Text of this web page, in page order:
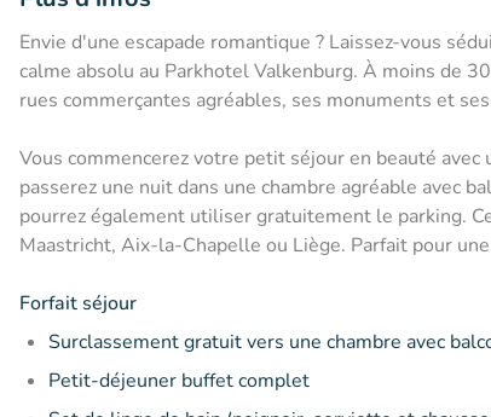
Envie d'une escapade romantique ? Laissez-vous
calme absolu au Parkhotel Valkenburg. À moins de
rues commerçantes agréables, ses monuments et
Vous commencerez votre petit séjour en beauté
passerez une nuit dans une chambre agréable avec
pourrez également utiliser gratuitement le parking.
Maastricht, Aix-la-Chapelle ou Liège. Parfait pour
Forfait séjour
Surclassement gratuit vers une chambre avec
Petit-déjeuner buffet complet